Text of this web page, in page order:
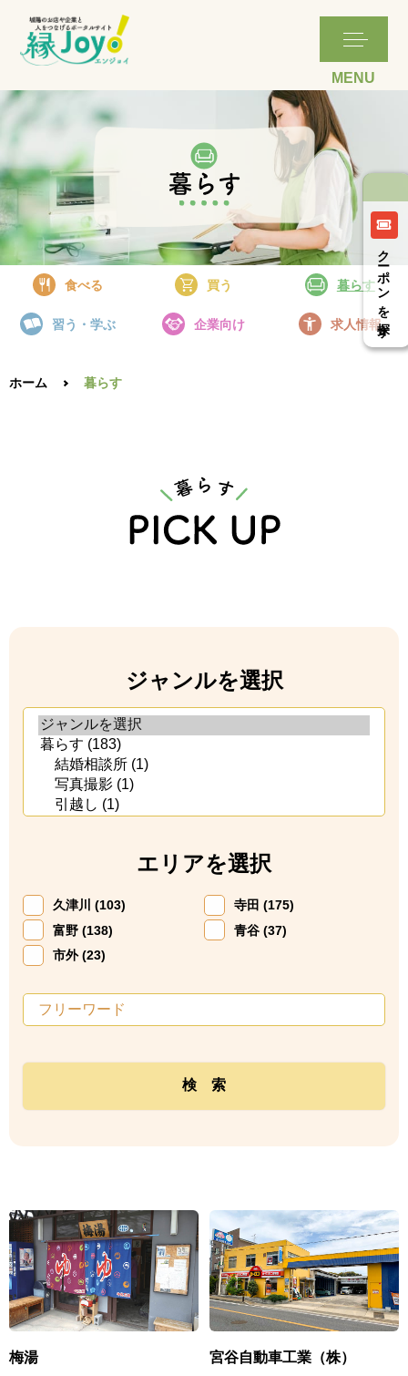
クーポンを探す
食べる 買う 暮らす
習う・学ぶ 企業向け 求人情報
ホーム 暮らす
ジャンルを選択
エリアを選択
久津川 (103)
寺田 (175)
富野 (138)
青谷 (37)
市外 (23)
梅湯
詳細はこちら
宮谷自動車工業（株）
詳細はこちら
詳細はこちら
詳細はこちら
詳細はこちら
詳細はこちら
詳細はこちら
詳細はこちら
詳細はこちら
詳細はこちら